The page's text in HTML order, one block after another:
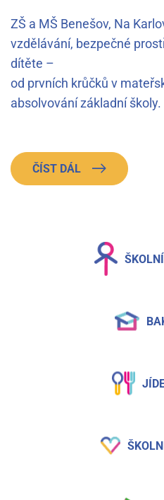
ZŠ a MŠ Benešov, Na
vzdělávání, bezpečné
dítěte –
od prvních krůčků v
absolvování základní školy.
ČÍST DÁL